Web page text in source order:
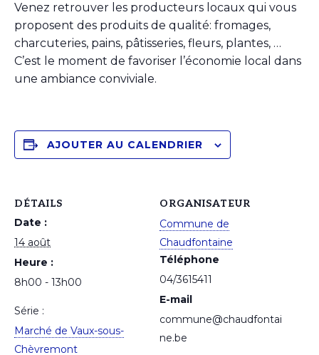
Venez retrouver les producteurs locaux qui vous
proposent des produits de qualité: fromages,
charcuteries, pains, pâtisseries, fleurs, plantes, …
C’est le moment de favoriser l’économie local dans
une ambiance conviviale.
AJOUTER AU CALENDRIER
DÉTAILS
Date :
14 août
Heure :
8h00 - 13h00
Série :
Marché de Vaux-sous-
Chèvremont
ORGANISATEUR
Commune de
Chaudfontaine
Téléphone
04/3615411
E-mail
commune@chaudfontai
ne.be